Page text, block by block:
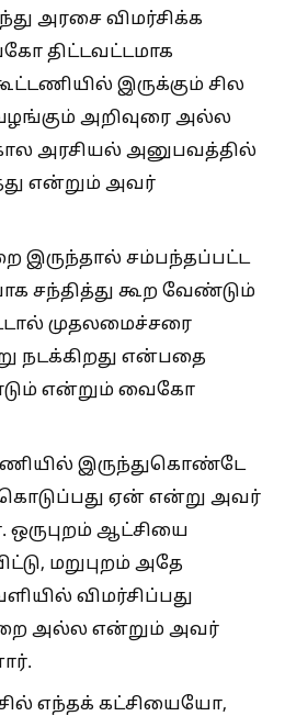
அரசை விமர்சிக்க
திட்டவட்டமாக
இருக்கும் சில
அறிவுரை அல்ல
அரசியல் அனுபவத்தில்
என்றும் அவர்
இருந்தால் சம்பந்தப்பட்ட
சந்தித்து கூற வேண்டும்
முதலமைச்சரை
நடக்கிறது என்பதை
என்றும் வைகோ
இருந்துகொண்டே
கொடுப்பது ஏன் என்று அவர்
ஒருபுறம் ஆட்சியை
மறுபுறம் அதே
விமர்சிப்பது
அல்ல என்றும் அவர்
எந்தக் கட்சியையோ,